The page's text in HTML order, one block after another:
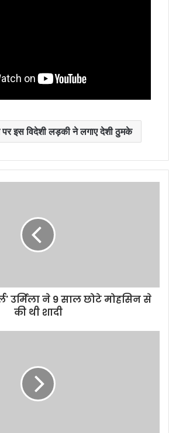
पर इस विदेशी लड़की ने लगाए देशी ठुमके
उर्मिला ने 9 साल छोटे मोहसिन से
की थी शादी